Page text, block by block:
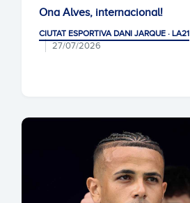
Ona Alves, internacional!
CIUTAT ESPORTIVA DANI JARQUE · LA21
27/07/2026